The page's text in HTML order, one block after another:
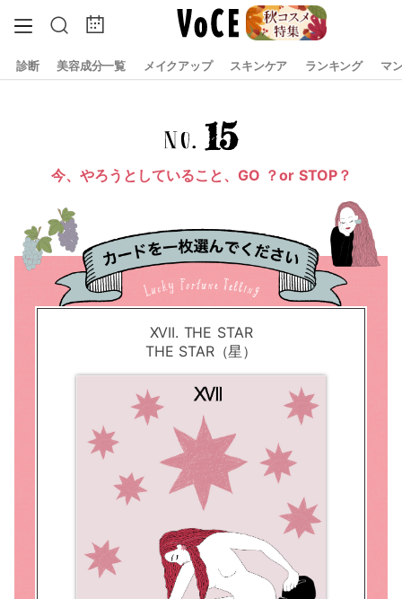
診断 美容成分一覧 メイクアップ スキンケア ランキング マ
15
今、やろうとしていること、GO ？or STOP？
XVII. THE STAR
THE STAR（星）